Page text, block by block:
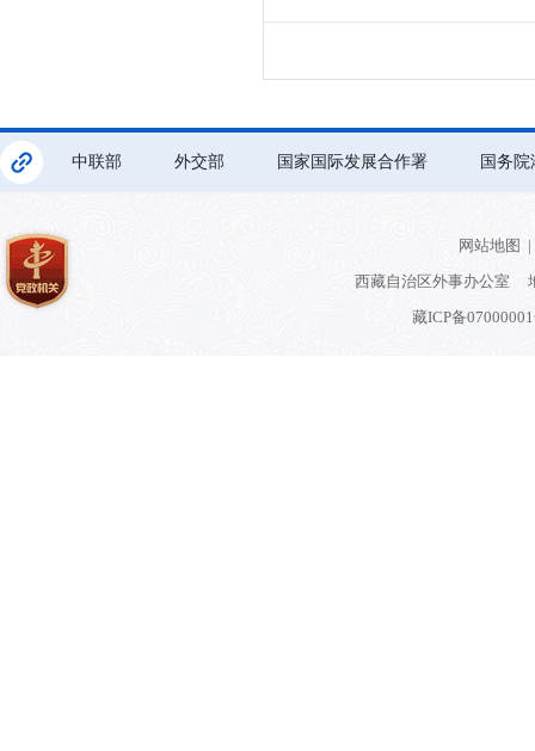
中联部 外交部 国家国际发展合作署 国务
网站地图 |
西藏自治区外事办公室
藏ICP备